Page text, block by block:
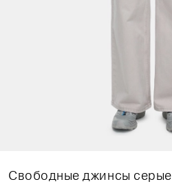
Свободные джинсы серые